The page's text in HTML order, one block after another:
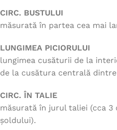
CIRC. BUSTULUI
măsurată în partea cea mai
LUNGIMEA PICIORULUI
lungimea cusăturii de la
de la cusătura centrală
CIRC. ÎN TALIE
măsurată în jurul taliei (cca 3
șoldului).